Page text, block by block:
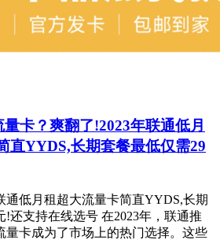
卡？爽翻了!2023年联通低月
直YYDS,长期套餐最低仅需29
通低月租超大流量卡简直YYDS,长期
!还支持在线选号 在2023年，联通推
量卡成为了市场上的热门选择。这些